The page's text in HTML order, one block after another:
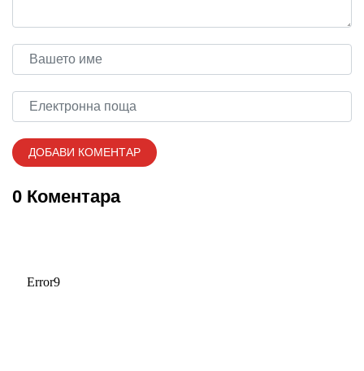
0 Коментара